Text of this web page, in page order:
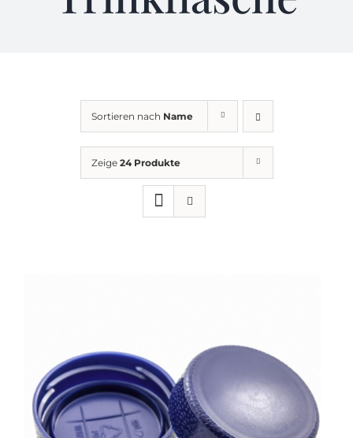
AGB
Impressum
Datenschutz
Sortieren nach Name
Zeige 24 Produkte